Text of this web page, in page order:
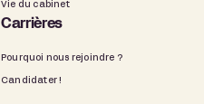
Vie du cabinet
Carrières
Pourquoi nous rejoindre ?
Candidater !